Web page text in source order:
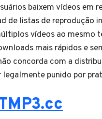
baixem vídeos em
de listas de reprodução
vídeos ao mesmo
mais rápidos e
concorda com a
legalmente punido por